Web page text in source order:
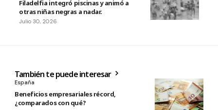
Filadelfia integró piscinas y animó a
otras niñas negras a nadar.
Julio 30, 2026
También te puede interesar
España
Beneficios empresariales récord,
¿comparados con qué?